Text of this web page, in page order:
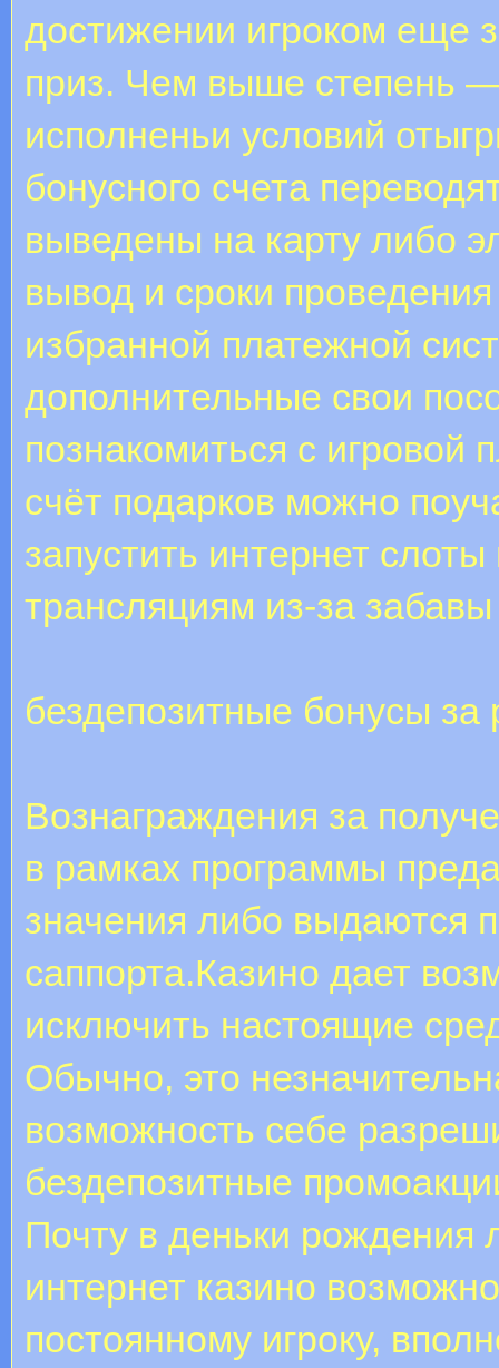
достижении игроком еще
приз. Чем выше степень
исполненьи условий
бонусного счета
выведены на карту либо
вывод и сроки
избранной платежной
дополнительные свои
познакомиться с
счёт подарков можно
запустить интернет
трансляциям из-за
бездепозитные бонусы за
Вознаграждения за
в рамках программы
значения либо выдаются
саппорта.Казино дает
исключить настоящие
Обычно, это
возможность себе
бездепозитные
Почту в деньки рождения
интернет казино
постоянному игроку,